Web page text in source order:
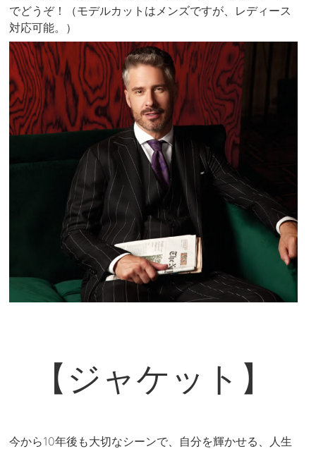
でどうぞ！（モデルカットはメンズですが、レディース
対応可能。）
【ジャケット】
今から10年後も大切なシーンで、自分を輝かせる、人生